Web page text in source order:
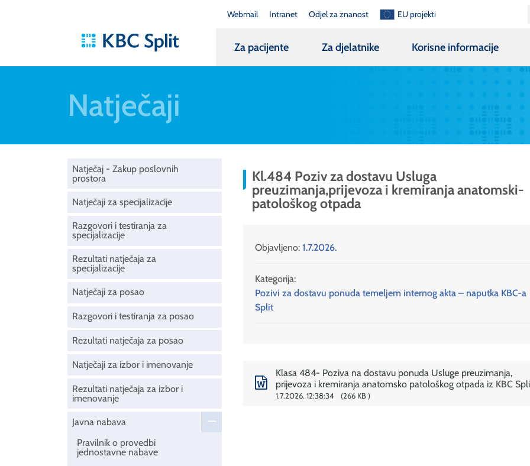
Webmail Intranet Odjel za znanost EU projekti
Za pacijente Za djelatnike Korisne informacije
Natječaji
Natječaj - Zakup poslovnih
prostora
Natječaji za specijalizacije
Razgovori i testiranja za
specijalizacije
Rezultati natječaja za
specijalizacije
Natječaji za posao
Razgovori i testiranja za posao
Rezultati natječaja za posao
Natječaji za izbor i imenovanje
Rezultati natječaja za izbor i
imenovanje
Javna nabava
Pravilnik o provedbi
jednostavne nabave
Kl.484 Poziv za dostavu Usluga
preuzimanja,prijevoza i kremiranja anatomski-
patološkog otpada
Objavljeno: 1.7.2026.
Kategorija:
Pozivi za dostavu ponuda temeljem internog akta – naputka KBC-a
Split
Klasa 484- Poziva na dostavu ponuda Usluge preuzimanja,
prijevoza i kremiranja anatomsko patološkog otpada iz KBC
1.7.2026. 12:38:34 266 KB